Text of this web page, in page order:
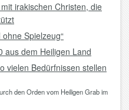
irakischen Christen, die
Spielzeug“
aus dem Heiligen Land
vielen Bedürfnissen stellen
den Orden vom Heiligen Grab im